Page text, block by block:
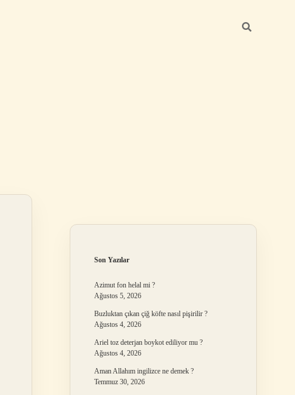
Son Yazılar
Azimut fon helal mi ?
Ağustos 5, 2026
Buzluktan çıkan çiğ köfte nasıl pişirilir ?
Ağustos 4, 2026
Ariel toz deterjan boykot ediliyor mu ?
Ağustos 4, 2026
Aman Allahım ingilizce ne demek ?
Temmuz 30, 2026